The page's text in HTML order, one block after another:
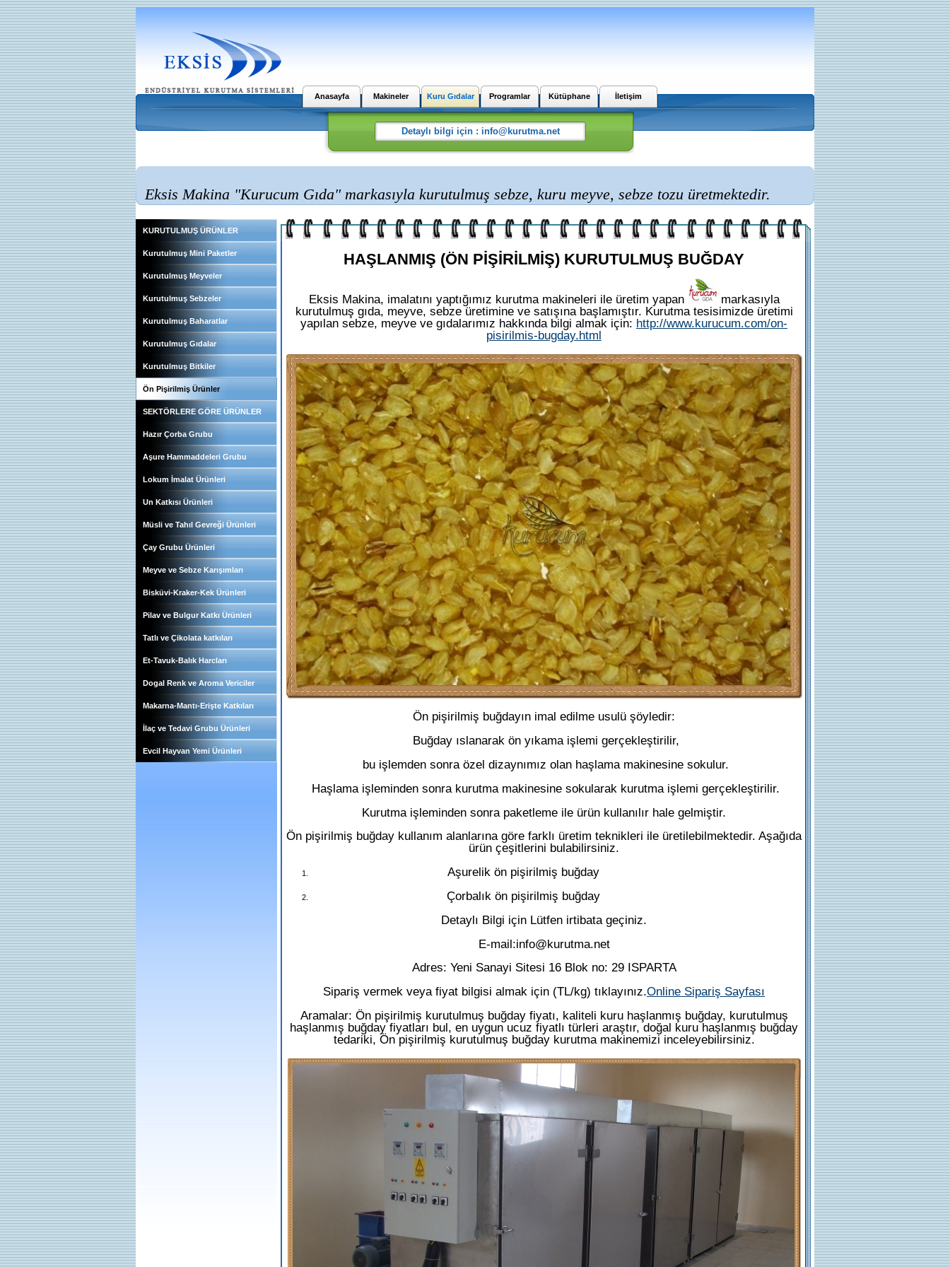
Anasayfa Makineler Kuru Gıdalar Programlar Kütüphane İletişim
Eksis Makina "Kurucum Gıda" markasıyla kurutulmuş sebze, kuru meyve, sebze tozu üretmektedir.
KURUTULMUŞ ÜRÜNLER
Kurutulmuş Mini Paketler
Kurutulmuş Meyveler
Kurutulmuş Sebzeler
Kurutulmuş Baharatlar
Kurutulmuş Gıdalar
Kurutulmuş Bitkiler
Ön Pişirilmiş Ürünler
SEKTÖRLERE GÖRE ÜRÜNLER
Hazır Çorba Grubu
Aşure Hammaddeleri Grubu
Lokum İmalat Ürünleri
Un Katkısı Ürünleri
Müsli ve Tahıl Gevreği Ürünleri
Çay Grubu Ürünleri
Meyve ve Sebze Karışımları
Bisküvi-Kraker-Kek Ürünleri
Pilav ve Bulgur Katkı Ürünleri
Tatlı ve Çikolata katkıları
Et-Tavuk-Balık Harcları
Dogal Renk ve Aroma Vericiler
Makarna-Mantı-Erişte Katkıları
İlaç ve Tedavi Grubu Ürünleri
Evcil Hayvan Yemi Ürünleri
HAŞLANMIŞ (ÖN PİŞİRİLMİŞ) KURUTULMUŞ BUĞDAY
Eksis Makina, imalatını yaptığımız kurutma makineleri ile üretim yapan
markasıyla
kurutulmuş gıda, meyve, sebze üretimine ve satışına başlamıştır. Kurutma tesisimizde üretimi
yapılan sebze, meyve ve gıdalarımız hakkında bilgi almak için: http://www.kurucum.com/on-
pisirilmis-bugday.html
Ön pişirilmiş buğdayın imal edilme usulü şöyledir:
Buğday ıslanarak ön yıkama işlemi gerçekleştirilir,
bu işlemden sonra özel dizaynımız olan haşlama makinesine sokulur.
Haşlama işleminden sonra kurutma makinesine sokularak kurutma işlemi gerçekleştirilir.
Kurutma işleminden sonra paketleme ile ürün kullanılır hale gelmiştir.
Ön pişirilmiş buğday kullanım alanlarına göre farklı üretim teknikleri ile üretilebilmektedir. Aşağıda
ürün çeşitlerini bulabilirsiniz.
Aşurelik ön pişirilmiş buğday
Çorbalık ön pişirilmiş buğday
Detaylı Bilgi için Lütfen irtibata geçiniz.
E-mail:info@kurutma.net
Adres: Yeni Sanayi Sitesi 16 Blok no: 29 ISPARTA
Sipariş vermek veya fiyat bilgisi almak için (TL/kg) tıklayınız.Online Sipariş Sayfası
Aramalar: Ön pişirilmiş kurutulmuş buğday fiyatı, kaliteli kuru haşlanmış buğday, kurutulmuş
haşlanmış buğday fiyatları bul, en uygun ucuz fiyatlı türleri araştır, doğal kuru haşlanmış buğday
tedariki, Ön pişirilmiş kurutulmuş buğday kurutma makinemizi inceleyebilirsiniz.